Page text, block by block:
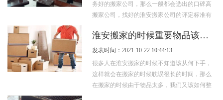
务好的搬家公司，那么一般都会选出的口碑高
搬家公司，找好的淮安搬家公司的评定标准有
淮安搬家的时候重要物品该如何整理?
发表时间：2021-10-22 10:44:13
很多人在淮安搬家的时候不知道该从何下手，
这样就会在搬家的时候耽误很长的时间，那么
在搬家的时候由于物品太多，我们又该如何整